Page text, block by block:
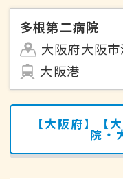
多根第二病院
大阪府大阪
大阪港
【大阪府】【
院・